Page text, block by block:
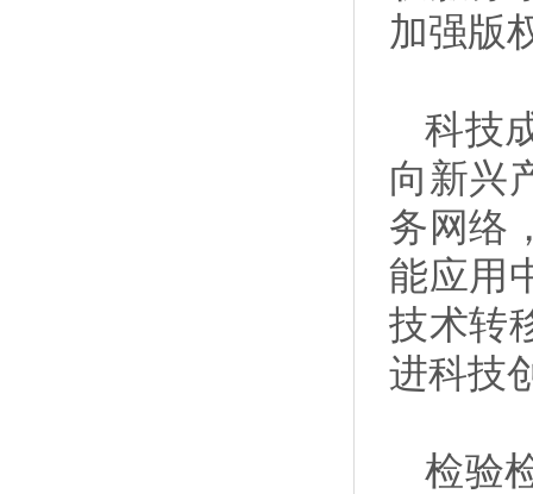
加强版
科技
向新兴
务网络
能应用
技术转
进科技
检验